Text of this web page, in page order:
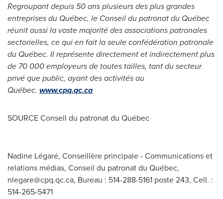
Regroupant depuis 50 ans plusieurs des plus grandes
entreprises du Québec, le Conseil du patronat du Québec
réunit aussi la vaste majorité des associations patronales
sectorielles, ce qui en fait la seule confédération patronale
du Québec. Il représente directement et indirectement plus
de 70 000 employeurs de toutes tailles, tant du secteur
privé que public, ayant des activités au
Québec. www.cpq.qc.ca
SOURCE Conseil du patronat du Québec
Nadine Légaré, Conseillère principale - Communications et
relations médias, Conseil du patronat du Québec,
nlegare@cpq.qc.ca, Bureau : 514-288-5161 poste 243, Cell. :
514-265-5471